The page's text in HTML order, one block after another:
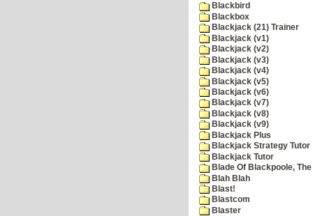
Blackbird
Blackbox
Blackjack (21) Trainer
Blackjack (v1)
Blackjack (v2)
Blackjack (v3)
Blackjack (v4)
Blackjack (v5)
Blackjack (v6)
Blackjack (v7)
Blackjack (v8)
Blackjack (v9)
Blackjack Plus
Blackjack Strategy Tutor
Blackjack Tutor
Blade Of Blackpoole, The
Blah Blah
Blast!
Blastcom
Blaster